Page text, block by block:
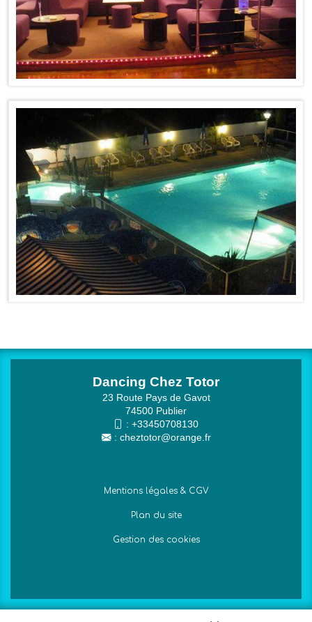
Dancing Chez Totor
23 Route Pays de Gavot
74500 Publier
: +33450708130
: cheztotor@orange.fr
Mentions légales & CGV
Plan du site
Gestion des cookies